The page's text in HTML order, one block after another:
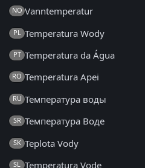
NO Vanntemperatur
PL Temperatura Wody
PT Temperatura da Água
RO Temperatura Apei
RU Температура воды
SR Температура Воде
SK Teplota Vody
SL Temperatura Vode